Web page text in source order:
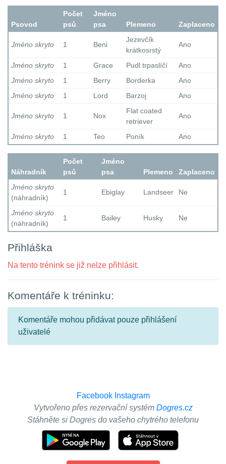
Psovod
Počet
psů
Jméno
psa
Plemeno Zaplaceno
Jméno skryto 1 Beni
Jezevčík
krátkosrstý
Ano
Jméno skryto 1 Grace Pudl trpaslíčí
Ano
Jméno skryto
1 Berry Borderka
Ano
Jméno skryto
1 Lord Barzoj Ano
Jméno skryto 1 Nox
Flat coated
retriever
Ano
Jméno skryto 1 Teo Poník Ano
Náhradník
Počet
psů
Jméno
psa
Plemeno
Zaplaceno
Jméno skryto
(náhradník)
1 Ebiglay Landseer Ne
Jméno skryto
(náhradník)
1 Bailey Husky Ne
Přihláška
Na tento trénink se již nelze přihlásit.
Komentáře k tréninku:
Komentáře mohou přidávat pouze přihlášení
uživatelé
Facebook Instagram
Vytvořeno přes rezervační systém Dogres.cz
Stáhněte si Dogres do vašeho chytrého telefonu